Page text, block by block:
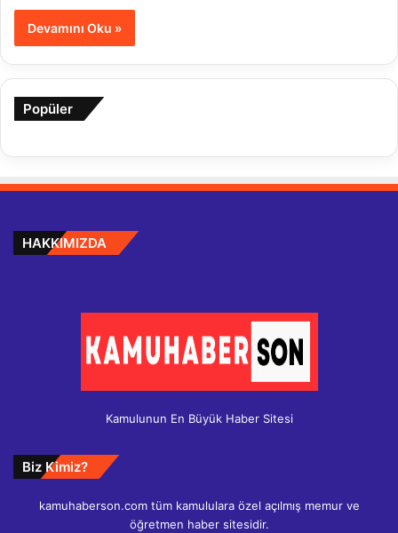
Devamını Oku »
Popüler
HAKKIMIZDA
Kamulunun En Büyük Haber Sitesi
Biz Kimiz?
kamuhaberson.com tüm kamululara özel açılmış memur ve
öğretmen haber sitesidir.